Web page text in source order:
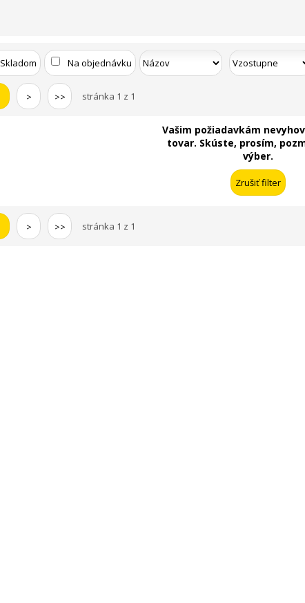
Skladom Na objednávku
> >> stránka 1 z 1
Vašim požiadavkám
tovar. Skúste, prosím,
výber.
> >> stránka 1 z 1